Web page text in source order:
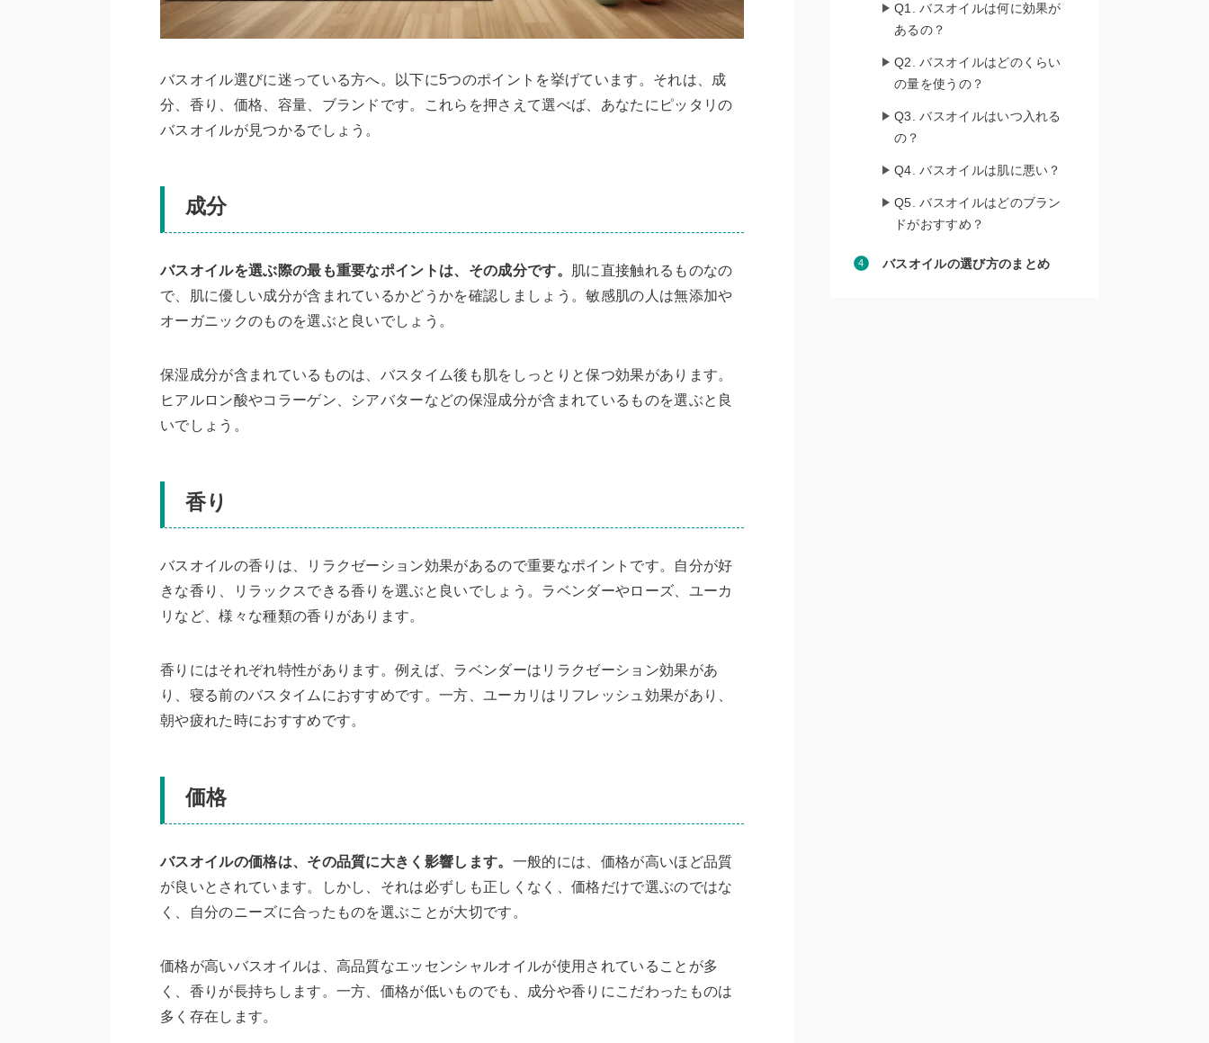
バスオイル選びに迷っている方へ。以下に5つのポイントを挙げています。それは、成
分、香り、価格、容量、ブランドです。これらを押さえて選べば、あなたにピッタリの
バスオイルが見つかるでしょう。
成分
バスオイルを選ぶ際の最も重要なポイントは、その成分です。
肌に直接触れるものなの
で、肌に優しい成分が含まれているかどうかを確認しましょう。敏感肌の人は無添加や
オーガニックのものを選ぶと良いでしょう。
保湿成分が含まれているものは、バスタイム後も肌をしっとりと保つ効果があります。
ヒアルロン酸やコラーゲン、シアバターなどの保湿成分が含まれているものを選ぶと良
いでしょう。
香り
バスオイルの香りは、リラクゼーション効果があるので重要なポイントです。自分が好
きな香り、リラックスできる香りを選ぶと良いでしょう。ラベンダーやローズ、ユーカ
リなど、様々な種類の香りがあります。
香りにはそれぞれ特性があります。例えば、ラベンダーはリラクゼーション効果があ
り、寝る前のバスタイムにおすすめです。一方、ユーカリはリフレッシュ効果があり、
朝や疲れた時におすすめです。
価格
バスオイルの価格は、その品質に大きく影響します。 一般的には、価格が高いほど品質
が良いとされています。しかし、それは必ずしも正しくなく、価格だけで選ぶのではな
く、自分のニーズに合ったものを選ぶことが大切です。
価格が高いバスオイルは、高品質なエッセンシャルオイルが使用されていることが多
く、香りが長持ちします。一方、価格が低いものでも、成分や香りにこだわったものは
多く存在します。
Q1. バスオイルは何に効果が
あるの？
Q2. バスオイルはどのくらい
の量を使うの？
Q3. バスオイルはいつ入れる
の？
Q4. バスオイルは肌に悪い？
Q5. バスオイルはどのブラン
ドがおすすめ？
バスオイルの選び方のまとめ